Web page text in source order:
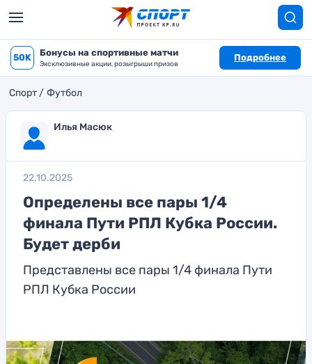
50K Бонусы на спортивные матчи
Эксклюзивные акции, розыгрыши призов
Подробнее
Спорт Футбол
Илья Масюк
22.10.2025
Определены все пары 1/4
финала Пути РПЛ Кубка России.
Будет дерби
Представлены все пары 1/4 финала Пути
РПЛ Кубка России